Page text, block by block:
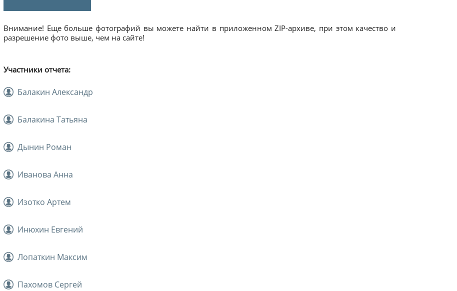
Внимание! Еще больше фотографий вы можете найти в приложенном ZIP-архиве, при этом качество и
разрешение фото выше, чем на сайте!
Участники отчета:
Балакин Александр
Балакина Татьяна
Дынин Роман
Иванова Анна
Изотко Артем
Инюхин Евгений
Лопаткин Максим
Пахомов Сергей